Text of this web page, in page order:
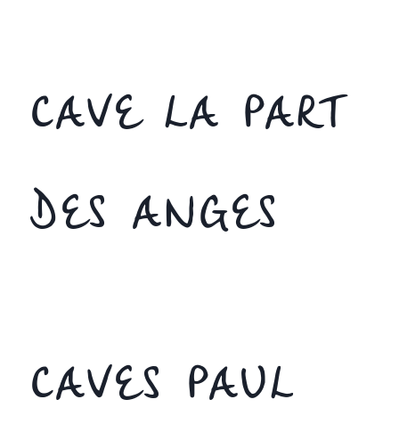
CAVE LA PART
DES ANGES
CAVES PAUL